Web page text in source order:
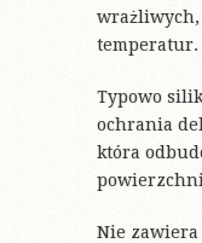
wrażliwych,
temperatur.
Typowo
ochrania
która
powierzchni
Nie